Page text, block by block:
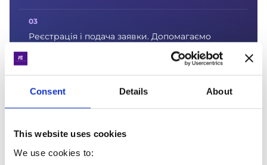
Consent Details About
This website uses cookies
We use cookies to:
Реєстрація і подача заявки. Допомагаємо
завантажити документи через офіційний
сповільнюють верифікацію
Супровід верифікації. Якщо Payoneer надсилає
додаткові запити або просить уточнення,
координуємо комунікацію від вашого імені